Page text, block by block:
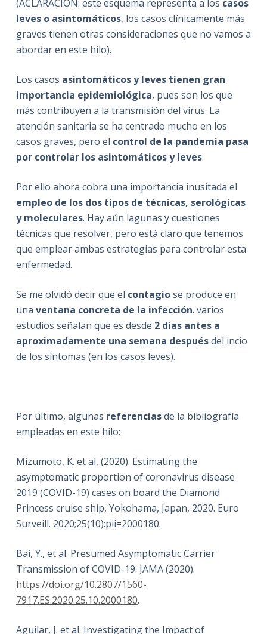
(ACLARACIÓN: este esquema representa a los casos
leves o asintomáticos, los casos clínicamente más
graves tienen otras consideraciones que no vamos a
abordar en este hilo).
Los casos asintomáticos y leves tienen gran
importancia epidemiológica, pues son los que
más contribuyen a la transmisión del virus. La
atención sanitaria se ha centrado mucho en los
casos graves, pero el control de la pandemia pasa
por controlar los asintomáticos y leves.
Por ello ahora cobra una importancia inusitada el
empleo de los dos tipos de técnicas, serológicas
y moleculares. Hay aún lagunas y cuestiones
técnicas que resolver, pero está claro que tenemos
que emplear ambas estrategias para controlar esta
enfermedad.
Se me olvidó decir que el contagiose produce en
una ventana concreta de la infección. varios
estudios señalan que es desde 2 dias antes a
aproximadamente una semana despuésdel incio
de los síntomas (en los casos leves).
Por último, algunas referenciasde la bibliografía
empleadas en este hilo:
Mizumoto, K. et al, (2020). Estimating the
asymptomatic proportion of coronavirus disease
2019 (COVID-19) cases on board the Diamond
Princess cruise ship, Yokohama, Japan, 2020. Euro
Surveill. 2020;25(10):pii=2000180.
Bai, Y., et al. Presumed Asymptomatic Carrier
Transmission of COVID-19. JAMA (2020).
https://doi.org/10.2807/1560-
7917.ES.2020.25.10.2000180.
Aguilar, J. et al. Investigating the Impact of